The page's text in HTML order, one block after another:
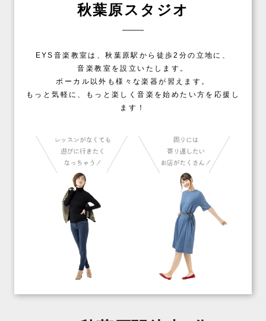
秋葉原スタジオ
EYS音楽教室は、秋葉原駅から徒歩2分の立地に、
音楽教室を設立いたします。
ボーカル以外も様々な楽器が習えます。
もっと気軽に、もっと楽しく音楽を始めたい方を応援し
ます！